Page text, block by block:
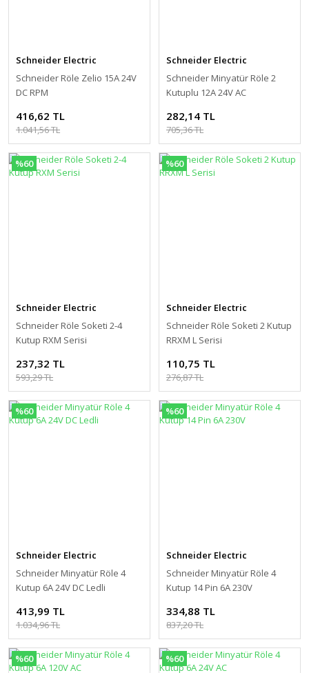
Schneider Electric
Schneider Röle Zelio 15A 24V
DC RPM
416,62 TL
1.041,56 TL
Schneider Electric
Schneider Minyatür Röle 2
Kutuplu 12A 24V AC
282,14 TL
705,36 TL
%60
Schneider Electric
Schneider Röle Soketi 2-4
Kutup RXM Serisi
237,32 TL
593,29 TL
%60
Schneider Electric
Schneider Röle Soketi 2 Kutup
RRXM L Serisi
110,75 TL
276,87 TL
%60
Schneider Electric
Schneider Minyatür Röle 4
Kutup 6A 24V DC Ledli
413,99 TL
1.034,96 TL
%60
Schneider Electric
Schneider Minyatür Röle 4
Kutup 14 Pin 6A 230V
334,88 TL
837,20 TL
%60 %60